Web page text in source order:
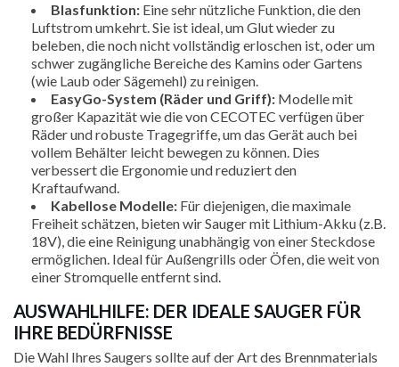
Blasfunktion: Eine sehr nützliche Funktion, die den
Luftstrom umkehrt. Sie ist ideal, um Glut wieder zu
beleben, die noch nicht vollständig erloschen ist, oder um
schwer zugängliche Bereiche des Kamins oder Gartens
(wie Laub oder Sägemehl) zu reinigen.
EasyGo-System (Räder und Griff): Modelle mit
großer Kapazität wie die von CECOTEC verfügen über
Räder und robuste Tragegriffe, um das Gerät auch bei
vollem Behälter leicht bewegen zu können. Dies
verbessert die Ergonomie und reduziert den
Kraftaufwand.
Kabellose Modelle: Für diejenigen, die maximale
Freiheit schätzen, bieten wir Sauger mit Lithium-Akku (z.B.
18V), die eine Reinigung unabhängig von einer Steckdose
ermöglichen. Ideal für Außengrills oder Öfen, die weit von
einer Stromquelle entfernt sind.
AUSWAHLHILFE: DER IDEALE SAUGER FÜR
IHRE BEDÜRFNISSE
Die Wahl Ihres Saugers sollte auf der Art des Brennmaterials